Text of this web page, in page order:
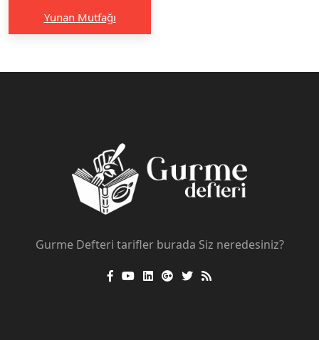
Yunan Mutfağı
Gurme Defteri tarifler burada Siz neredesiniz?